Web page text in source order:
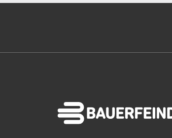
ページトップへ